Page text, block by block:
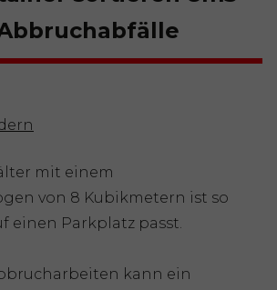
mit einem
von 8 Kubikmetern ist so
einen Parkplatz passt.
kann ein